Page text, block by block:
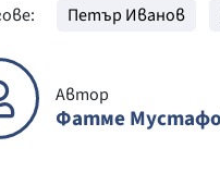
Петър Иванов
Автор
Фатме